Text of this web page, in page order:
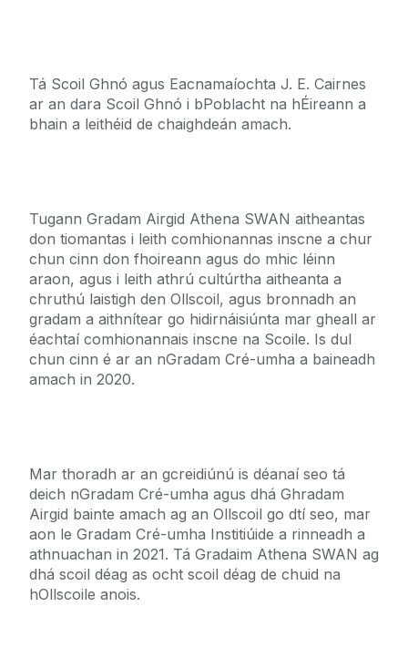
Tá Scoil Ghnó agus Eacnamaíochta J. E. Cairnes
ar an dara Scoil Ghnó i bPoblacht na hÉireann a
bhain a leithéid de chaighdeán amach.
Tugann Gradam Airgid Athena SWAN aitheantas
don tiomantas i leith comhionannas inscne a chur
chun cinn don fhoireann agus do mhic léinn
araon, agus i leith athrú cultúrtha aitheanta a
chruthú laistigh den Ollscoil, agus bronnadh an
gradam a aithnítear go hidirnáisiúnta mar gheall ar
éachtaí comhionannais inscne na Scoile. Is dul
chun cinn é ar an nGradam Cré-umha a baineadh
amach in 2020.
Mar thoradh ar an gcreidiúnú is déanaí seo tá
deich nGradam Cré-umha agus dhá Ghradam
Airgid bainte amach ag an Ollscoil go dtí seo, mar
aon le Gradam Cré-umha Institiúide a rinneadh a
athnuachan in 2021. Tá Gradaim Athena SWAN ag
dhá scoil déag as ocht scoil déag de chuid na
hOllscoile anois.